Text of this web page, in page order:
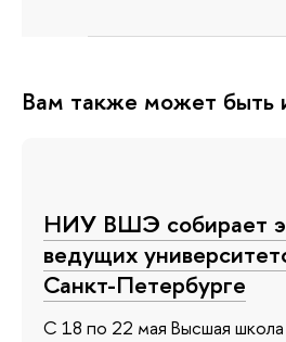
Вам также может быть
НИУ ВШЭ собирает
ведущих
Санкт-Петербурге
С 18 по 22 мая Высшая